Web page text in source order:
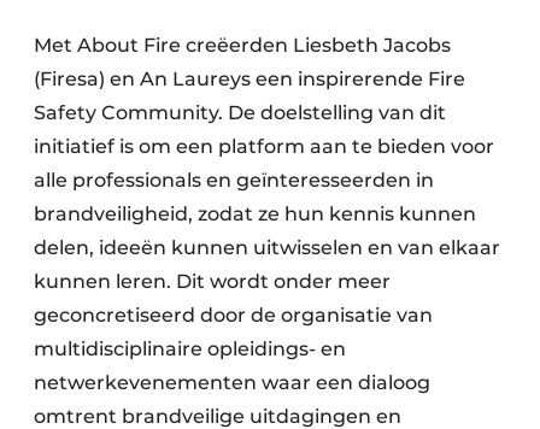
Met About Fire creëerden Liesbeth Jacobs
(Firesa) en An Laureys een inspirerende Fire
Safety Community. De doelstelling van dit
initiatief is om een platform aan te bieden voor
alle professionals en geïnteresseerden in
brandveiligheid, zodat ze hun kennis kunnen
delen, ideeën kunnen uitwisselen en van elkaar
kunnen leren. Dit wordt onder meer
geconcretiseerd door de organisatie van
multidisciplinaire opleidings- en
netwerkevenementen­ waar een dialoog
omtrent brandveilige uitdagingen en